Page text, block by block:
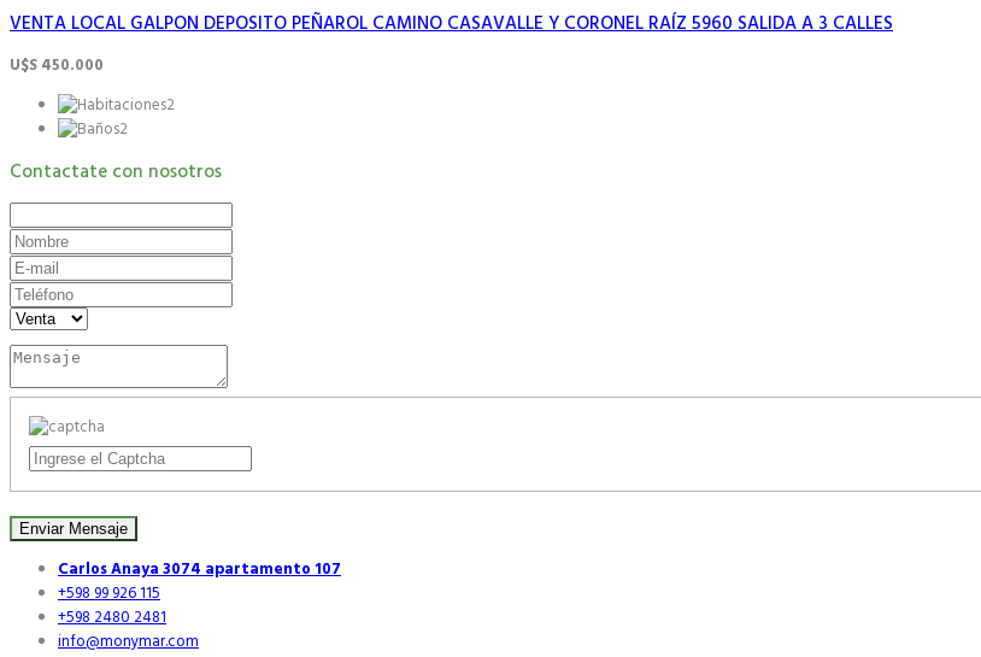
VENTA LOCAL GALPON DEPOSITO PEÑAROL CAMINO CASAVALLE Y CORONEL RAÍZ 5960 SALIDA A 3 CALLES
U$S 450.000
2
2
Contactate con nosotros
Enviar Mensaje
Carlos Anaya 3074 apartamento 107
+598 99 926 115
+598 2480 2481
info@monymar.com